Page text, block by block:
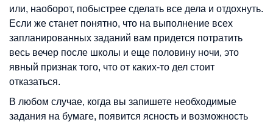
или, наоборот, побыстрее сделать все дела и отдохнуть.
Если же станет понятно, что на выполнение всех
запланированных заданий вам придется потратить
весь вечер после школы и еще половину ночи, это
явный признак того, что от каких-то дел стоит
отказаться.
В любом случае, когда вы запишете необходимые
задания на бумаге, появится ясность и возможность